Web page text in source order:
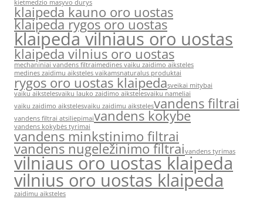
kietmedzio masyvo durys
klaipeda kauno oro uostas
klaipeda rygos oro uostas
klaipeda vilniaus oro uostas
klaipeda vilnius oro uostas
mechaniniai vandens filtraimedines vaiku zaidimo aiksteles
medines zaidimu aiksteles vaikamsnaturalus produktai
rygos oro uostas klaipedasveikai mitybai
vaiku aikstelesvaiku lauko zaidimo aikstelesvaiku nameliai
vaiku zaidimo aikstelesvaiku zaidimu aikstelesvandens filtrai
vandens filtrai atsiliepimaivandens kokybe
vandens kokybės tyrimai
vandens minkstinimo filtrai
vandens nugeležinimo filtraivandens tyrimas
vilniaus oro uostas klaipeda
vilnius oro uostas klaipeda
zaidimu aiksteles